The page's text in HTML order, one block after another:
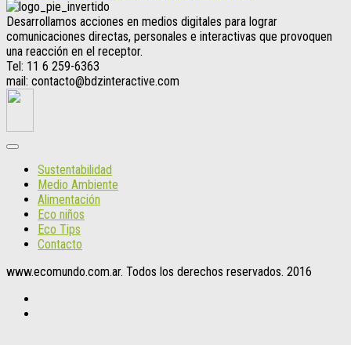
Desarrollamos acciones en medios digitales para lograr
comunicaciones directas, personales e interactivas que provoquen
una reacción en el receptor.
Tel: 11 6 259-6363
mail: contacto@bdzinteractive.com
Sustentabilidad
Medio Ambiente
Alimentación
Eco niños
Eco Tips
Contacto
www.ecomundo.com.ar. Todos los derechos reservados. 2016